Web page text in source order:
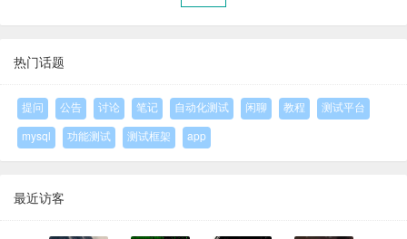
热门话题
提问 公告 讨论 笔记 自动化测试 闲聊 教程
测试平台
mysql
功能测试 测试框架 app
最近访客